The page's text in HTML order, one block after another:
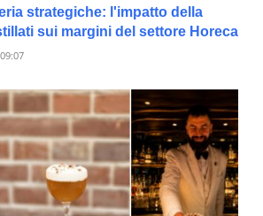
strategiche: l'impatto della
sui margini del settore Horeca